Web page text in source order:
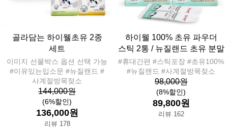
골라담는 하이웰초유 2종
세트
이미지 선물박스 옵션 선택 가능
#이유있는입소문 #뉴질랜드 #
사계절방목젖소
144,000원
(6%할인)
136,000원
리뷰 178
하이웰 100% 초유 파우더
스틱 2통 / 뉴질랜드 초유 분말
#휴대간편 #스틱포장 #초유100%
#뉴질랜드 #사계절방목젖소
98,000원
(8%할인)
89,800원
리뷰 162